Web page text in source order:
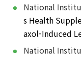
National
s Health
axol-Induced
National